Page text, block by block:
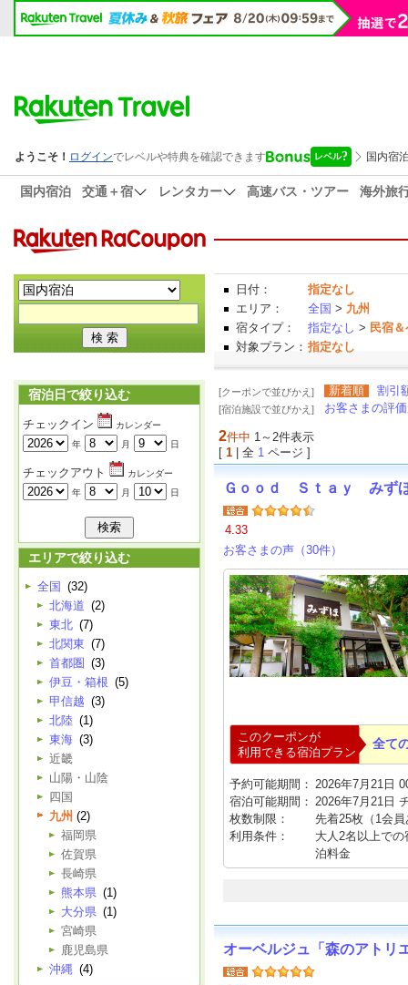
国内宿泊 交通＋宿 レンタカー 高速バス・ツアー 海外旅
日付：
指定なし
エリア：
全国 > 九州
宿タイプ：
指定なし > 民宿
対象プラン： 指定なし
宿泊日で絞り込む
チェックイン
カレンダー
年
月 日
チェックアウト
カレンダー
年
月 日
エリアで絞り込む
全国 (32)
北海道 (2)
東北 (7)
北関東 (7)
首都圏 (3)
伊豆・箱根 (5)
甲信越 (3)
北陸 (1)
東海 (3)
近畿
山陽・山陰
四国
九州 (2)
福岡県
佐賀県
長崎県
熊本県 (1)
大分県 (1)
宮崎県
鹿児島県
沖縄 (4)
[クーポンで並びかえ] 新着順 割引
[宿泊施設で並びかえ] お客さまの評
2件中 1～2件表示
[ 1 | 全 1 ページ ]
Ｇｏｏｄ Ｓｔａｙ みず
4.33
お客さまの声（30件）
このクーポンが
利用できる宿泊プラン
全て
予約可能期間： 2026年7月21日
宿泊可能期間： 2026年7月21日
枚数制限：
先着25枚（1会
利用条件：
大人2名以上で
泊料金
オーベルジュ「森のアト